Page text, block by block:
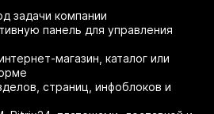
задачи компании
панель для управления
магазин, каталог или
страниц, инфоблоков и